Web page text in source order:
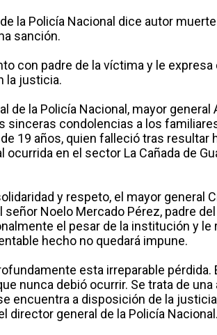
la Policía Nacional dice autor
sanción.
con padre de la víctima y le
la justicia.
de la Policía Nacional, mayor
sinceras condolencias a los
19 años, quien falleció tras resultar
ocurrida en el sector La Cañada de
y respeto, el mayor general
Noelo Mercado Pérez, padre
el pesar de la institución y
hecho no quedará impune.
esta irreparable pérdida.
nunca debió ocurrir. Se trata de
encuentra a disposición de la
director general de la Policía Nacional.